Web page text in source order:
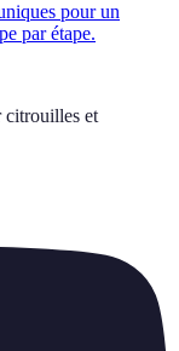
pour un
par étape.
citrouilles et